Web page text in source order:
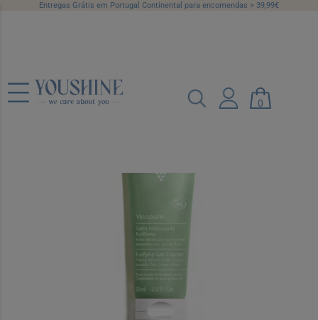
Entregas Grátis em Portugal Continental para encomendas > 39,99€
0
Caudalie Vinopure Geleia Limpeza
Purificante 75 ml